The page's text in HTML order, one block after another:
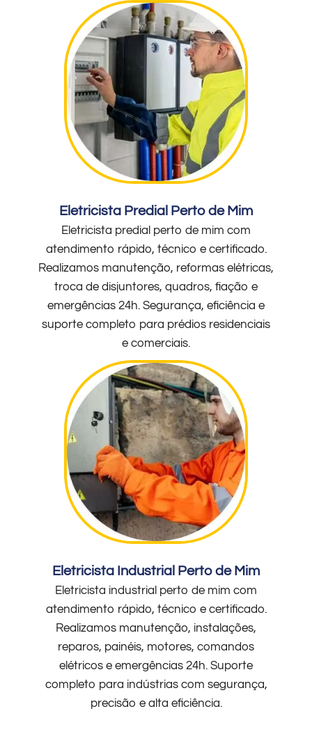
Eletricista Predial Perto de Mim
Eletricista predial perto de mim com
atendimento rápido, técnico e certificado.
Realizamos manutenção, reformas elétricas,
troca de disjuntores, quadros, fiação e
emergências 24h. Segurança, eficiência e
suporte completo para prédios residenciais
e comerciais.
Eletricista Industrial Perto de Mim
Eletricista industrial perto de mim com
atendimento rápido, técnico e certificado.
Realizamos manutenção, instalações,
reparos, painéis, motores, comandos
elétricos e emergências 24h. Suporte
completo para indústrias com segurança,
precisão e alta eficiência.